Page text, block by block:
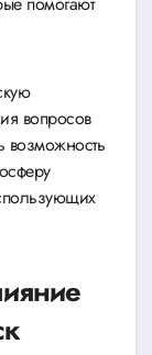
вопросов
возможность